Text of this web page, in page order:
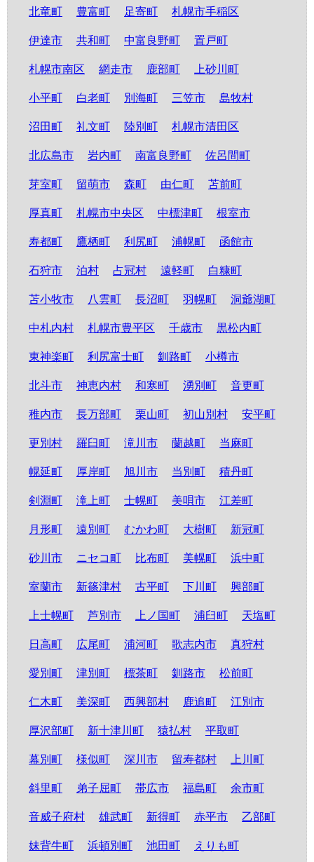
北竜町 豊富町 足寄町 札幌市手稲区
伊達市 共和町 中富良野町 置戸町
札幌市南区 網走市 鹿部町 上砂川町
小平町 白老町 別海町 三笠市 島牧村
沼田町 礼文町 陸別町 札幌市清田区
北広島市 岩内町 南富良野町 佐呂間町
芽室町 留萌市 森町 由仁町 苫前町
厚真町 札幌市中央区 中標津町 根室市
寿都町 鷹栖町 利尻町 浦幌町 函館市
石狩市 泊村 占冠村 遠軽町 白糠町
苫小牧市 八雲町 長沼町 羽幌町 洞爺湖町
中札内村 札幌市豊平区 千歳市 黒松内町
東神楽町 利尻富士町 釧路町 小樽市
北斗市 神恵内村 和寒町 湧別町 音更町
稚内市 長万部町 栗山町 初山別村 安平町
更別村 羅臼町 滝川市 蘭越町 当麻町
幌延町 厚岸町 旭川市 当別町 積丹町
剣淵町 滝上町 士幌町 美唄市 江差町
月形町 遠別町 むかわ町 大樹町 新冠町
砂川市 ニセコ町 比布町 美幌町 浜中町
室蘭市 新篠津村 古平町 下川町 興部町
上士幌町 芦別市 上ノ国町 浦臼町 天塩町
日高町 広尾町 浦河町 歌志内市 真狩村
愛別町 津別町 標茶町 釧路市 松前町
仁木町 美深町 西興部村 鹿追町 江別市
厚沢部町 新十津川町 猿払村 平取町
幕別町 様似町 深川市 留寿都村 上川町
斜里町 弟子屈町 帯広市 福島町 余市町
音威子府村 雄武町 新得町 赤平市 乙部町
妹背牛町 浜頓別町 池田町 えりも町